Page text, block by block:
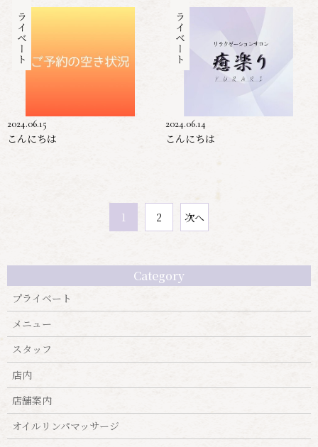
Category
プライベート
メニュー
スタッフ
店内
店舗案内
オイルリンパマッサージ
プライベート
2024.06.15
こんにちは
プライベート
2024.06.14
こんにちは
1 2 次へ